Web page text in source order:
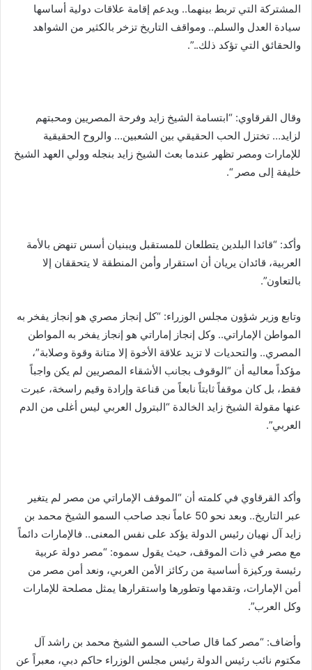
المشتركة التي تربط بينهما.. ويدعم إقامة علاقات دولية أساسها
سيادة العدل والسلم.. ومواقف التاريخ تزخر بالكثير من الشواهد
والحقائق التي تؤكد ذلك..”.
وقال القرقاوي: “ابتسامة الشيخ زايد وفرحة المصريين ومحبتهم
لزايد… تختزل الحب الحقيقي بين الشعبين… والروح الحقيقية
للإمارات ومصر تظهر عندما بعث الشيخ زايد بنجله وولي العهد الشيخ
خليفة إلى مصر “.
وأكد: “قائدا البلدين يتطلعان للمستقبل ويبنيان أسس تنهض بالأمة
العربية، قائدان يريان أن استقرار وأمن المنطقة لا يتحققان إلا
بالتعاون”.
وتابع وزير شؤون مجلس الوزراء: “كل إنجاز مصري هو إنجاز يفخر به
المواطن الإماراتي.. وكل إنجاز إماراتي هو إنجاز يفخر به المواطن
المصري.. والتحديات لا تزيد علاقة الأخوة إلا متانة وقوة وصلابة”،
مؤكداً معاليه أن “الوقوف بجانب الأشقاء المصريين لم يكن واجباً
فقط، بل كان موقفاً ثابتاً نابعاً من قناعة وإرادة وقيم راسخة، عبرت
عنها مقولة الشيخ زايد الخالدة “البترول العربي ليس أغلى من الدم
العربي”.
وأكد القرقاوي في كلمته أن “الموقف الإماراتي من مصر لم يتغير
عبر التاريخ.. وبعد نحو 50 عاماً نجد صاحب السمو الشيخ محمد بن
زايد آل نهيان رئيس الدولة يؤكد على نفس المعنى.. فالإمارات دائماً
مع مصر في ذات الموقف، حيث يقول سموه: “مصر دولة عربية
رئيسة وركيزة أساسية من ركائز الأمن العربي، ونعد أمن مصر من
أمن الإمارات، وتقدمها وتطورها واستقرارها يمثل مصلحة للإمارات
وكل العرب”.
وأضاف: “مصر كما قال صاحب السمو الشيخ محمد بن راشد آل
مكتوم نائب رئيس الدولة رئيس مجلس الوزراء حاكم دبي، معبراً عن